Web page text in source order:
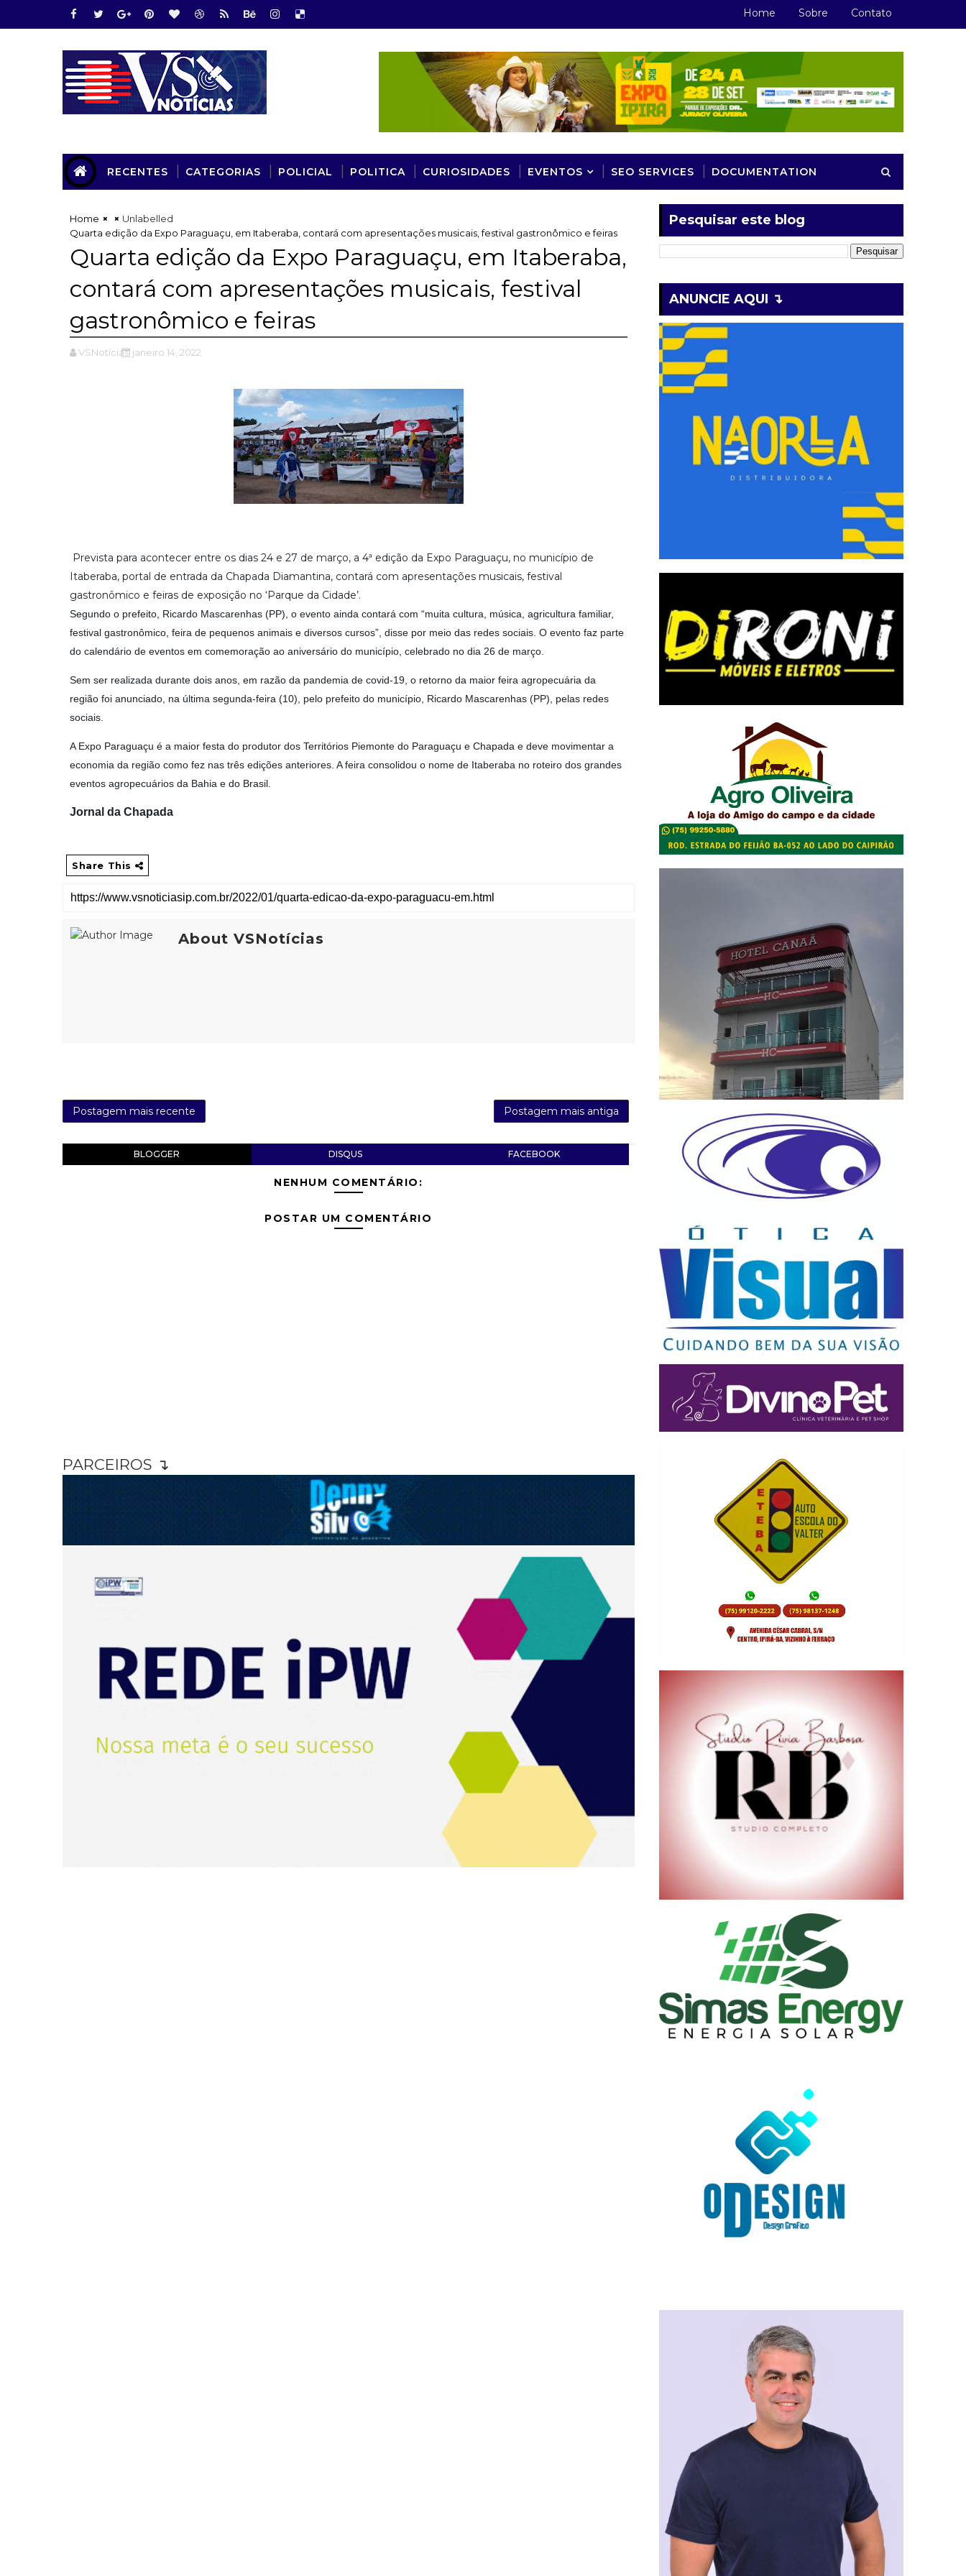
Home Sobre Contato
RECENTES CATEGORIAS POLICIAL POLITICA CURIOSIDADES EVENTOS SEO SERVICES DOCUMENTATION
Home
Unlabelled
Quarta edição da Expo Paraguaçu, em Itaberaba, contará com apresentações musicais, festival gastronômico e feiras
Quarta edição da Expo Paraguaçu, em Itaberaba,
contará com apresentações musicais, festival
gastronômico e feiras
VSNotícias janeiro 14, 2022
Prevista para acontecer entre os dias 24 e 27 de março, a 4ª edição da Expo Paraguaçu, no município de
Itaberaba, portal de entrada da Chapada Diamantina, contará com apresentações musicais, festival
gastronômico e feiras de exposição no ‘Parque da Cidade’.
Segundo o prefeito, Ricardo Mascarenhas (PP), o evento ainda contará com “muita cultura, música, agricultura familiar,
festival gastronômico, feira de pequenos animais e diversos cursos”, disse por meio das redes sociais. O evento faz parte
do calendário de eventos em comemoração ao aniversário do município, celebrado no dia 26 de março.
Sem ser realizada durante dois anos, em razão da pandemia de covid-19, o retorno da maior feira agropecuária da
região foi anunciado, na última segunda-feira (10), pelo prefeito do município, Ricardo Mascarenhas (PP), pelas redes
sociais.
A Expo Paraguaçu é a maior festa do produtor dos Territórios Piemonte do Paraguaçu e Chapada e deve movimentar a
economia da região como fez nas três edições anteriores. A feira consolidou o nome de Itaberaba no roteiro dos grandes
eventos agropecuários da Bahia e do Brasil.
Jornal da Chapada
Share This
About VSNotícias
Postagem mais recente Postagem mais antiga
BLOGGER DISQUS FACEBOOK
NENHUM COMENTÁRIO:
POSTAR UM COMENTÁRIO
PARCEIROS ↴
Pesquisar este blog
ANUNCIE AQUI ↴